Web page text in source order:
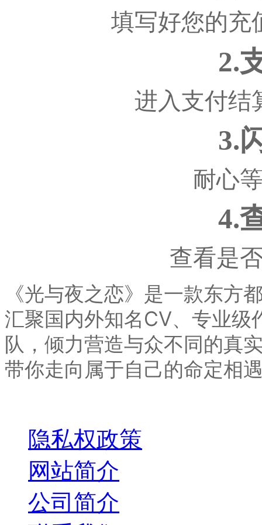
填写好您的充
2.
进入支付结
3.
耐心
4.
查看是
《光与夜之恋》是一款东方
汇聚国内外知名CV、专业级
队，倾力营造与众不同的真
带你走向属于自己的命定相
隐私权政策
网站简介
公司简介